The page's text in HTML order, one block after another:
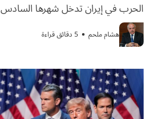
الحرب في إيران تدخل شهرها السادس
هشام ملحم 5 دقائق قراءة